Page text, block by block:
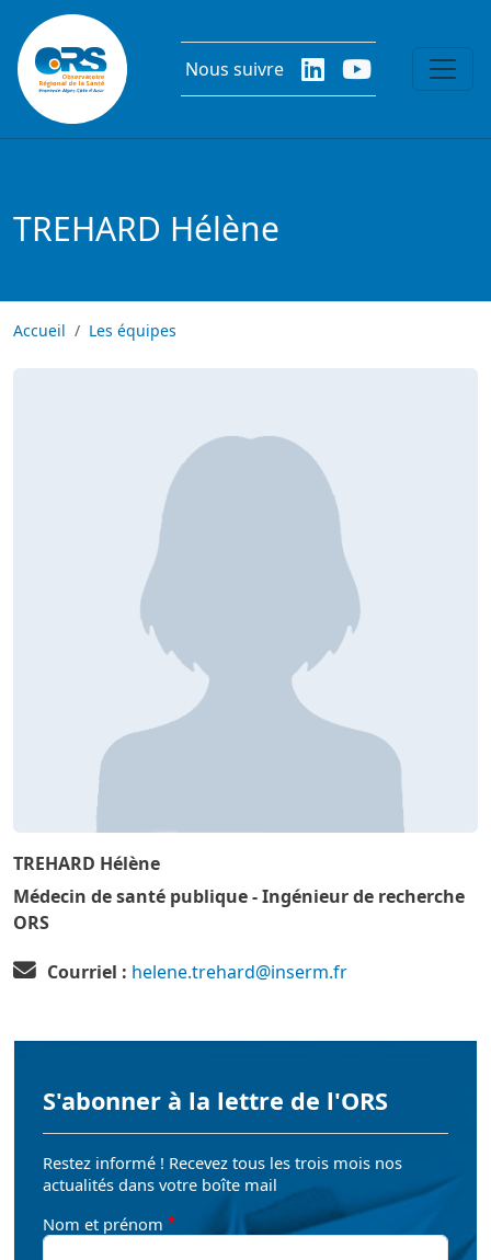
Aller au contenu principal
Nous suivre
TREHARD Hélène
Accueil Les équipes
TREHARD Hélène
Médecin de santé publique - Ingénieur de recherche
ORS
Courriel : helene.trehard@inserm.fr
S'abonner à la lettre de l'ORS
Restez informé ! Recevez tous les trois mois nos
actualités dans votre boîte mail
Nom et prénom